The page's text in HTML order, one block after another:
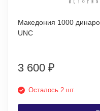
Македония 1000
UNC
3 600 ₽
Осталось 2 шт.